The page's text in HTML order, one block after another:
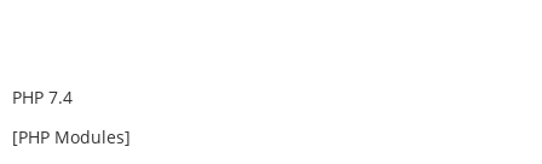
PHP 7.4
[PHP Modules]